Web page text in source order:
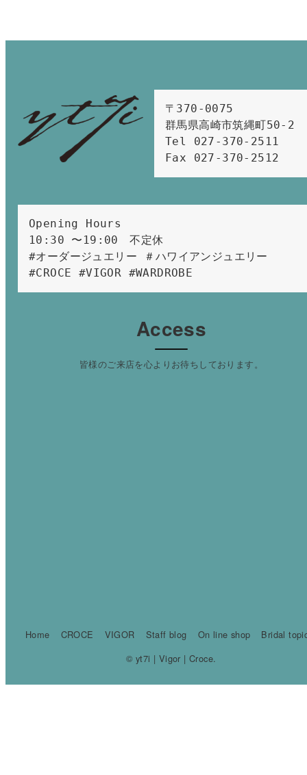
〒370-0075
群馬県高崎市筑縄町50-2
Tel 027-370-2511
Fax 027-370-2512
Opening Hours
10:30 〜19:00　不定休
#オーダージュエリー ＃ハワイアンジュエリー
#CROCE #VIGOR #WARDROBE
Access
皆様のご来店を心よりお待ちしております。
Home CROCE VIGOR Staff blog On line shop
Bridal
© yt7i | Vigor | Croce.